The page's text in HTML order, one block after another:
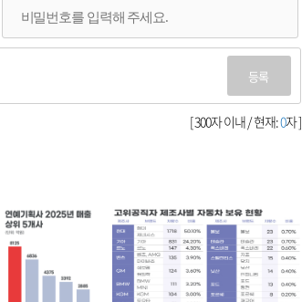
등록
[ 300자 이내 / 현재:0자 ]